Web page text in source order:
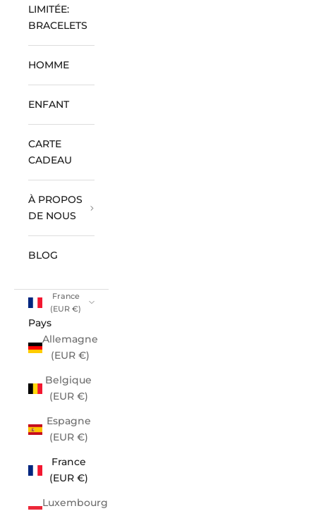
LIMITÉE:
BRACELETS
HOMME
ENFANT
CARTE
CADEAU
À PROPOS
DE NOUS
BLOG
France
(EUR €)
Pays
Allemagne
(EUR €)
Belgique
(EUR €)
Espagne
(EUR €)
France
(EUR €)
Luxembourg